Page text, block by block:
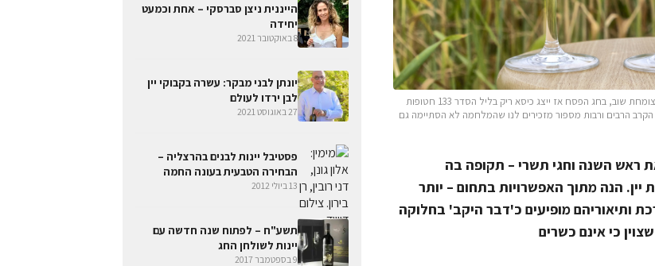
לפני שנתיים צילם איל גוטמן שלוש כוסות יין בשדה שיבולים – היכן שהחיטה צומחת שוב, בחג הפסח אז ייצג כיסא ריק בליל הסדר 133 חטופות
הקרב הרבים ורבות מספור מזכירים לנו שהמלחמה לא הסתיימה גם
ראש השנה וחגי תשרי – תקופה בה
יין. הנה מתוך האפשרויות בתחום – יותר
ותיאוריהם מופיעים כ'דבר היקב' בחלוקה
כי אינם כשרים
הייננית ניצן סברסקי – אחת וכמעט
יחידה
8 באוקטובר 2021
יונתן לבני מבקר: עשרה בקבוקי יין
לבן ירדו לעולם
27 באוגוסט 2021
פסטיבל יינות לבנים בהרצליה –
הבחירה הטבעית בעונה החמה
13 ביולי 2012
תשע"ח – לפתוח שנה חדשה עם
יינות לשולחן החג
9 בספטמבר 2017